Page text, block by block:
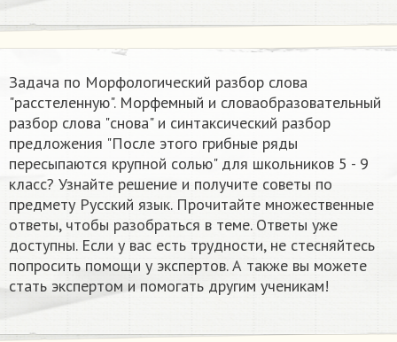
Задача по Морфологический разбор слова
"расстеленную". Морфемный и словаобразовательный
разбор слова "снова" и синтаксический разбор
предложения "После этого грибные ряды
пересыпаются крупной солью"​ для школьников 5 - 9
класс? Узнайте решение и получите советы по
предмету Русский язык. Прочитайте множественные
ответы, чтобы разобраться в теме. Ответы уже
доступны. Если у вас есть трудности, не стесняйтесь
попросить помощи у экспертов. А также вы можете
стать экспертом и помогать другим ученикам!